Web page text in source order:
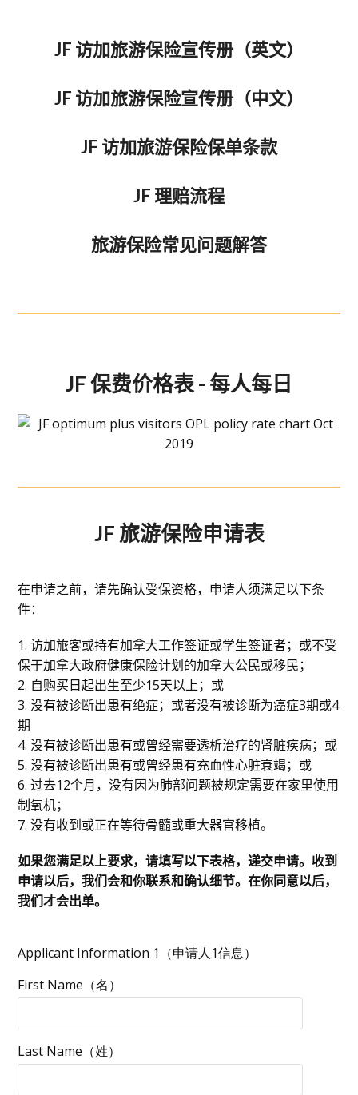
JF 访加旅游保险宣传册（英文）
JF 访加旅游保险宣传册（中文）
JF 访加旅游保险保单条款
JF 理赔流程
旅游保险常见问题解答
JF 保费价格表 - 每人每日
JF 旅游保险申请表
在申请之前，请先确认受保资格，申请人须满足以下条
件：
1. 访加旅客或持有加拿大工作签证或学生签证者；或不受
保于加拿大政府健康保险计划的加拿大公民或移民；
2. 自购买日起出生至少15天以上；或
3. 没有被诊断出患有绝症；或者没有被诊断为癌症3期或4
期
4. 没有被诊断出患有或曾经需要透析治疗的肾脏疾病；或
5. 没有被诊断出患有或曾经患有充血性心脏衰竭；或
6. 过去12个月，没有因为肺部问题被规定需要在家里使用
制氧机；
7. 没有收到或正在等待骨髓或重大器官移植。
如果您满足以上要求，请填写以下表格，递交申请。收到
申请以后，我们会和你联系和确认细节。在你同意以后，
我们才会出单。
Applicant Information 1（申请人1信息）
First Name（名）
Last Name（姓）